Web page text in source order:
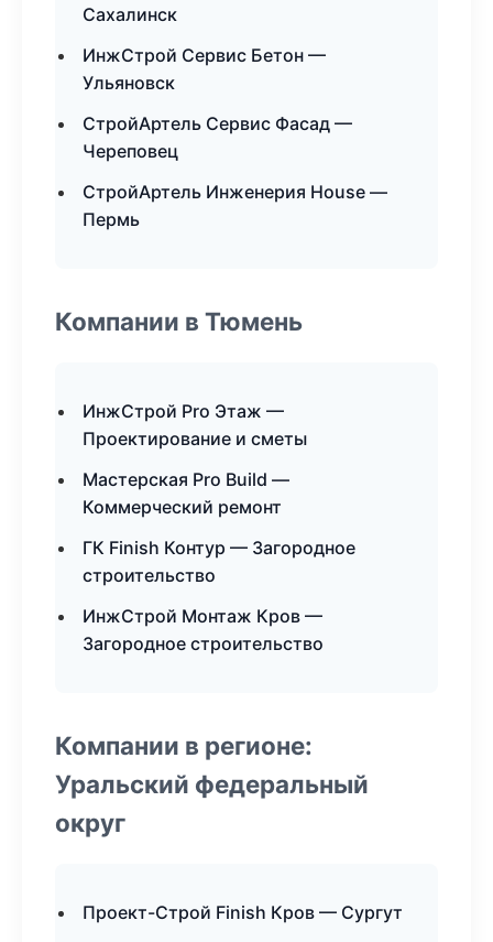
Сахалинск
ИнжСтрой Сервис Бетон —
Ульяновск
СтройАртель Сервис Фасад —
Череповец
СтройАртель Инженерия House —
Пермь
Компании в Тюмень
ИнжСтрой Pro Этаж —
Проектирование и сметы
Мастерская Pro Build —
Коммерческий ремонт
ГК Finish Контур — Загородное
строительство
ИнжСтрой Монтаж Кров —
Загородное строительство
Компании в регионе:
Уральский федеральный
округ
Проект-Строй Finish Кров — Сургут